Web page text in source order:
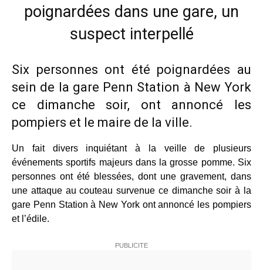
poignardées dans une gare, un
suspect interpellé
Six personnes ont été poignardées au
sein de la gare Penn Station à New York
ce dimanche soir, ont annoncé les
pompiers et le maire de la ville.
Un fait divers inquiétant à la veille de plusieurs
événements sportifs majeurs dans la grosse pomme. Six
personnes ont été blessées, dont une gravement, dans
une attaque au couteau survenue ce dimanche soir à la
gare Penn Station à New York ont annoncé les pompiers
et l’édile.